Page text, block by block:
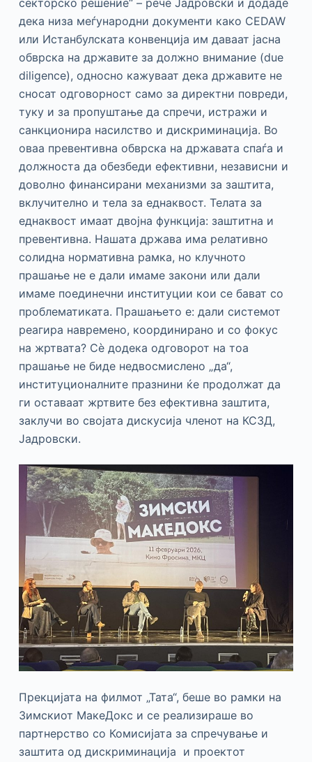
секторско решение“ – рече Јадровски и додаде
дека низа меѓународни документи како CEDAW
или Истанбулската конвенција им даваат јасна
обврска на државите за должно внимание (due
diligence), односно кажуваат дека државите не
сносат одговорност само за директни повреди,
туку и за пропуштање да спречи, истражи и
санкционира насилство и дискриминација. Во
оваа превентивна обврска на државата спаѓа и
должноста да обезбеди ефективни, независни и
доволно финансирани механизми за заштита,
вклучително и тела за еднаквост. Телата за
еднаквост имаат двојна функција: заштитна и
превентивна. Нашата држава има релативно
солидна нормативна рамка, но клучното
прашање не е дали имаме закони или дали
имаме поединечни институции кои се бават со
проблематиката. Прашањето е: дали системот
реагира навремено, координирано и со фокус
на жртвата? Сè додека одговорот на тоа
прашање не биде недвосмислено „да“,
институционалните празнини ќе продолжат да
ги оставаат жртвите без ефективна заштита,
заклучи во својата дискусија членот на КСЗД,
Јадровски.
Прекцијата на филмот „Тата“, беше во рамки на
Зимскиот МакеДокс и се реализираше во
партнерство со Комисијата за спречување и
заштита од дискриминација и проектот